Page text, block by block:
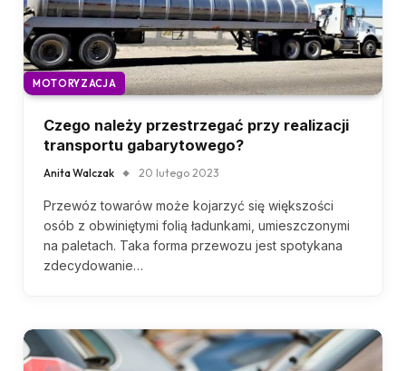
MOTORYZACJA
Czego należy przestrzegać przy realizacji
transportu gabarytowego?
Anita Walczak 20 lutego 2023
Przewóz towarów może kojarzyć się większości
osób z obwiniętymi folią ładunkami, umieszczonymi
na paletach. Taka forma przewozu jest spotykana
zdecydowanie…